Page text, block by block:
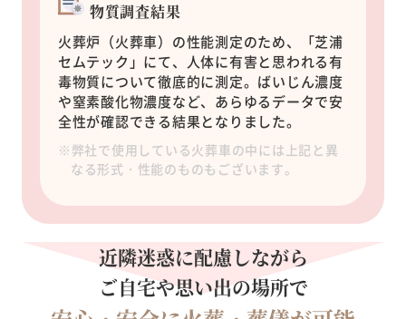
物質調査結果
火葬炉（火葬車）の性能測定のため、「芝浦
セムテック」にて、人体に有害と思われる有
毒物質について徹底的に測定。 ばいじん濃度
や窒素酸化物濃度など、あらゆるデータで安
全性が確認できる結果となりました。
※弊社で使用している火葬車の中には上記と異
なる形式・性能のものもございます。
近隣迷惑に配慮しながら
ご自宅や思い出の場所で